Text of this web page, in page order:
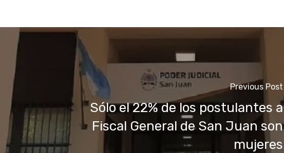
Previous Post
Sólo el 22% de los postulantes a
Fiscal General de San Juan son
mujeres